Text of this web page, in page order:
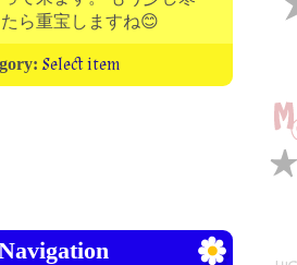
ら重宝しますね😊
Select item